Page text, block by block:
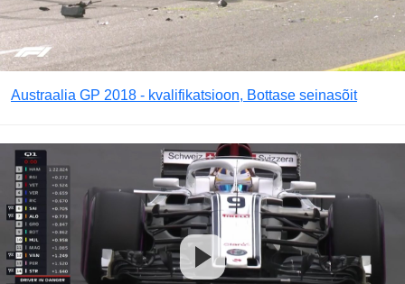
Austraalia GP 2018 - kvalifikatsioon, Bottase seinasõit